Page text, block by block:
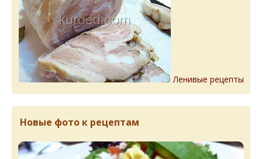
Ленивые рецепты
Новые фото к рецептам